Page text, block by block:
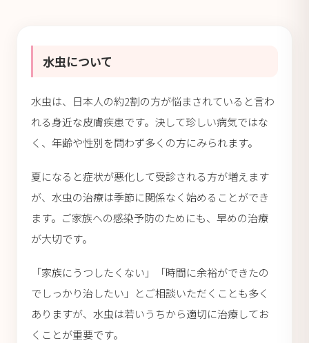
水虫について
水虫は、日本人の約2割の方が悩まされていると言わ
れる身近な皮膚疾患です。決して珍しい病気ではな
く、年齢や性別を問わず多くの方にみられます。
夏になると症状が悪化して受診される方が増えます
が、水虫の治療は季節に関係なく始めることができ
ます。ご家族への感染予防のためにも、早めの治療
が大切です。
「家族にうつしたくない」「時間に余裕ができたの
でしっかり治したい」とご相談いただくことも多く
ありますが、水虫は若いうちから適切に治療してお
くことが重要です。